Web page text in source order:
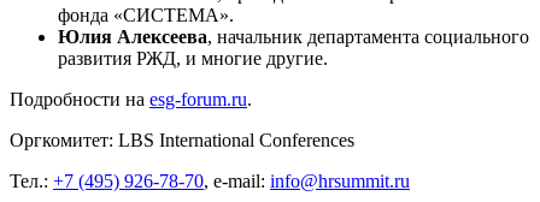
фонда «СИСТЕМА».
Юлия Алексеева, начальник департамента социального
развития РЖД, и многие другие.
Подробности на esg-forum.ru.
Оргкомитет: LBS International Conferences
Тел.: +7 (495) 926-78-70, e-mail: info@hrsummit.ru